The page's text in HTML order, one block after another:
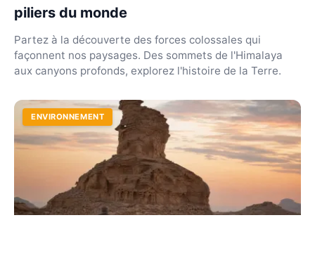
piliers du monde
Partez à la découverte des forces colossales qui
façonnent nos paysages. Des sommets de l'Himalaya
aux canyons profonds, explorez l'histoire de la Terre.
ENVIRONNEMENT